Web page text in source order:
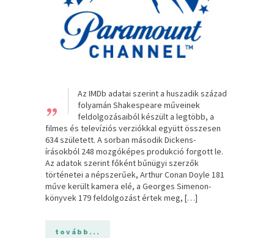
„
Az IMDb adatai szerint a huszadik század
folyamán Shakespeare műveinek
feldolgozásaiból készült a legtöbb, a
filmes és televíziós verziókkal együtt összesen
634 született. A sorban második Dickens-
írásokból 248 mozgóképes produkció forgott le.
Az adatok szerint főként bűnügyi szerzők
történetei a népszerűek, Arthur Conan Doyle 181
műve került kamera elé, a Georges Simenon-
könyvek 179 feldolgozást értek meg, […]
tovább...